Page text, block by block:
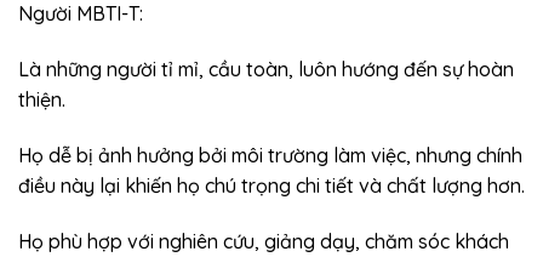
Người MBTI-T:
Là những người tỉ mỉ, cầu toàn, luôn hướng đến sự hoàn
thiện.
Họ dễ bị ảnh hưởng bởi môi trường làm việc, nhưng chính
điều này lại khiến họ chú trọng chi tiết và chất lượng hơn.
Họ phù hợp với nghiên cứu, giảng dạy, chăm sóc khách